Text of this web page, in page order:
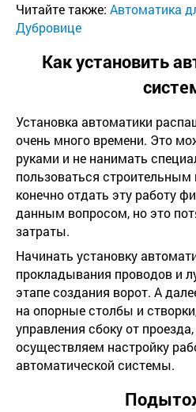
Читайте также: Автоматика
Дубровице
Как установить
Установка автоматики
очень много времени. Это
руками и не нанимать
пользоваться
конечно отдать эту работу
данным вопросом, но это
затраты.
Начинать установку
прокладывания проводов и
этапе создания ворот. А
на опорные столбы и
управления сбоку от
осуществляем настройку
автоматической системы.